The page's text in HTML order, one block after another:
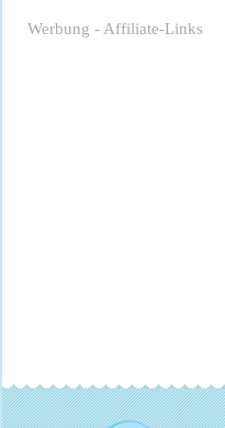
Werbung - Affiliate-Links